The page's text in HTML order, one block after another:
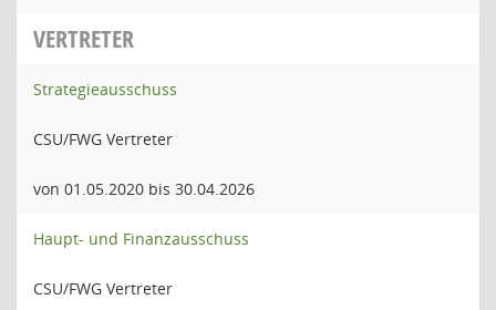
VERTRETER
Strategieausschuss
CSU/FWG Vertreter
von 01.05.2020 bis 30.04.2026
Haupt- und Finanzausschuss
CSU/FWG Vertreter